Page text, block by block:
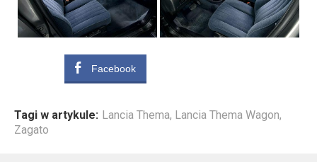
Facebook
Tagi w artykule: Lancia Thema, Lancia Thema Wagon,
Zagato